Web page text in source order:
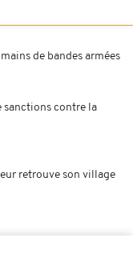
de bandes armées
sanctions contre la
retrouve son village